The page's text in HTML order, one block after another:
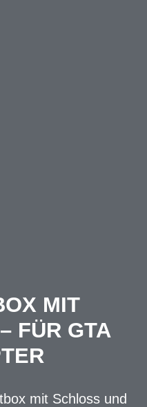
MIT
FÜR GTA
mit Schloss und